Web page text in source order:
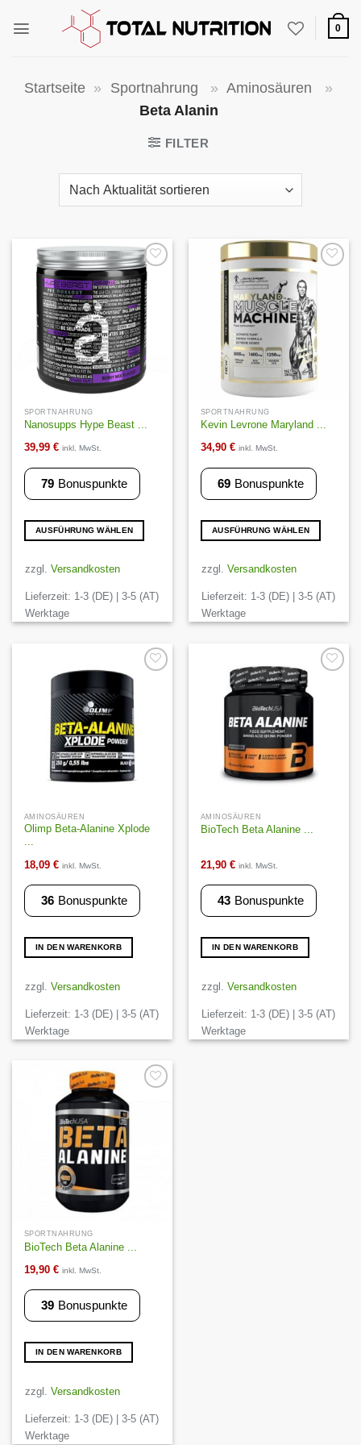
Inhalt
0
Startseite » Sportnahrung » Aminosäuren
»
Beta Alanin
FILTER
Auf die
Wunschliste
SPORTNAHRUNG
Nanosupps Hype Beast ...
39,99 € inkl. MwSt.
79 Bonuspunkte
AUSFÜHRUNG WÄHLEN
Produkt
mehrere
Varianten
auf.
können
Produktseite
gewählt
werden
zzgl. Versandkosten
Lieferzeit: 1-3 (DE) | 3-5 (AT)
Werktage
Auf die
Wunschliste
SPORTNAHRUNG
Kevin Levrone Maryland ...
34,90 € inkl. MwSt.
69 Bonuspunkte
AUSFÜHRUNG WÄHLEN
Produkt
mehrere
Varianten
auf.
können
Produktseite
werden
zzgl. Versandkosten
Lieferzeit: 1-3 (DE) | 3-5 (AT)
Werktage
Auf die
AMINOSÄUREN
Olimp Beta-Alanine Xplode
...
18,09 € inkl. MwSt.
36 Bonuspunkte
IN DEN WARENKORB
zzgl. Versandkosten
Lieferzeit: 1-3 (DE) | 3-5 (AT)
Werktage
Auf die
Wunschliste
AMINOSÄUREN
BioTech Beta Alanine ...
21,90 € inkl. MwSt.
43 Bonuspunkte
IN DEN WARENKORB
zzgl. Versandkosten
Lieferzeit: 1-3 (DE) | 3-5 (AT)
Werktage
Wunschliste
SPORTNAHRUNG
BioTech Beta Alanine ...
19,90 € inkl. MwSt.
39 Bonuspunkte
IN DEN WARENKORB
zzgl. Versandkosten
Lieferzeit: 1-3 (DE) | 3-5 (AT)
Werktage